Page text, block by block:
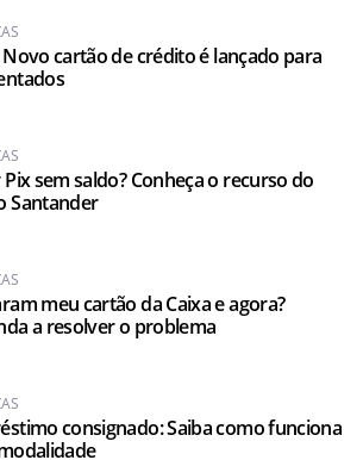
Novo cartão de crédito é lançado para
Pix sem saldo? Conheça o recurso do
Santander
meu cartão da Caixa e agora?
a resolver o problema
consignado: Saiba como funciona